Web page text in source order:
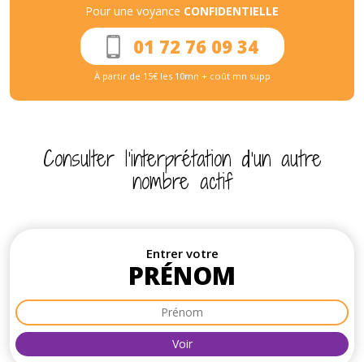
Pour une voyance CONFIDENTIELLE
01 72 76 09 34
À partir de 15€ les 10mn + coût mn supp
Consulter l’interprétation d’un autre
nombre actif
Entrer votre
PRÉNOM